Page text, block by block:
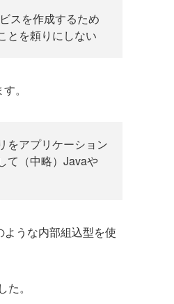
スを作成するため
とを頼りにしない
。
をアプリケーション
て（中略）Javaや
うな内部組込型を使
。